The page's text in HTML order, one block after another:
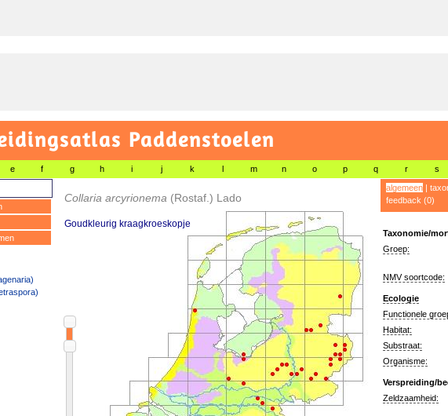
Paddenstoelen
e f g h i j k l m n o p q r s
Collaria arcyrionema (Rostaf.) Lado
Goudkleurig kraagkroeskopje
algemeen|
feedback (0)
Taxonomie/
Groep:
NMV soortcode:
Ecologie
Functionele
Habitat:
Substraat:
Organisme:
Verspreiding/
Zeldzaamheid: